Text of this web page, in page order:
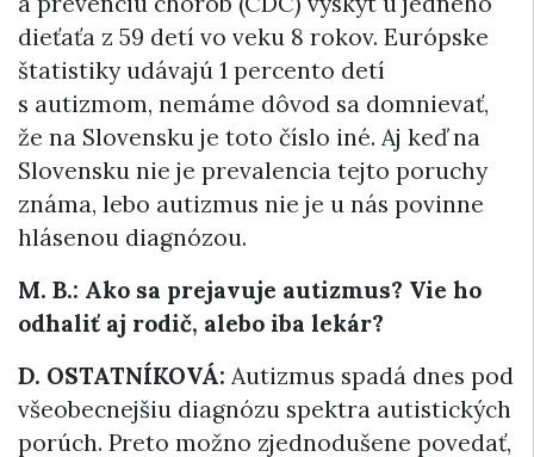
dieťaťa z 59 detí vo veku 8 rokov. Európske
štatistiky udávajú 1 percento detí
s autizmom, nemáme dôvod sa domnievať,
že na Slovensku je toto číslo iné. Aj keď na
Slovensku nie je prevalencia tejto poruchy
známa, lebo autizmus nie je u nás povinne
hlásenou diagnózou.
M. B.: Ako sa prejavuje autizmus? Vie ho
odhaliť aj rodič, alebo iba lekár?
D. OSTATNÍKOVÁ: Autizmus spadá dnes pod
všeobecnejšiu diagnózu spektra autistických
porúch. Preto možno zjednodušene povedať,